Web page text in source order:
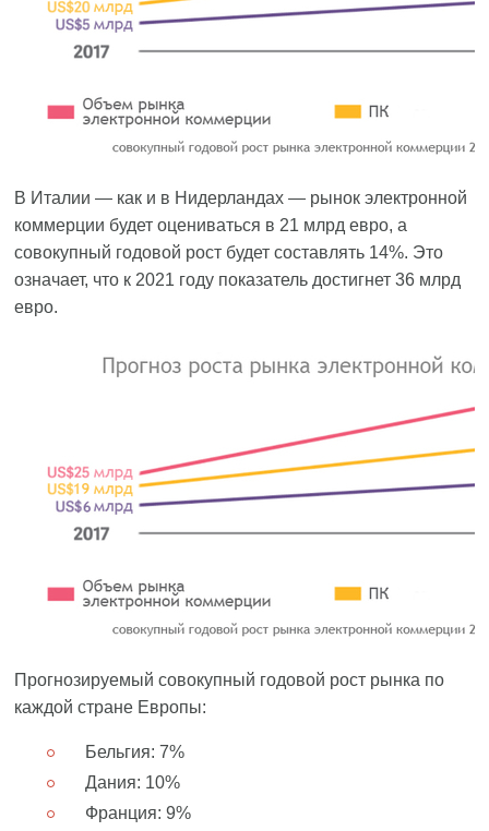
В Италии — как и в Нидерландах — рынок электронной
коммерции будет оцениваться в 21 млрд евро, а
совокупный годовой рост будет составлять 14%. Это
означает, что к 2021 году показатель достигнет 36 млрд
евро.
Прогнозируемый совокупный годовой рост рынка по
каждой стране Европы:
Бельгия: 7%
Дания: 10%
Франция: 9%